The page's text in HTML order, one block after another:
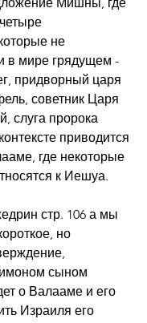
не
в мире грядущем -
придворный царя
советник Царя
слуга пророка
приводится
где некоторые
к Иешуа.
стр. 106 а мы
но
сыном
о Валааме и его
Израиля его